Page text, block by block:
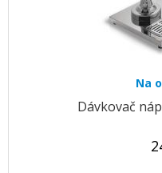
Na
Dávkovač